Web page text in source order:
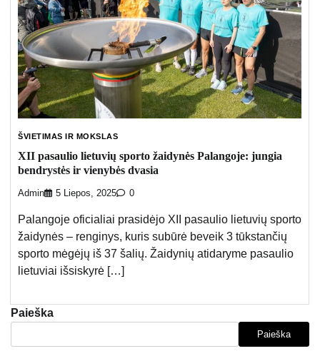
ŠVIETIMAS IR MOKSLAS
XII pasaulio lietuvių sporto žaidynės Palangoje: jungia
bendrystės ir vienybės dvasia
Admin 5 Liepos, 2025 0
Palangoje oficialiai prasidėjo XII pasaulio lietuvių sporto
žaidynės – renginys, kuris subūrė beveik 3 tūkstančių
sporto mėgėjų iš 37 šalių. Žaidynių atidaryme pasaulio
lietuviai išsiskyrė […]
Paieška
Paieška